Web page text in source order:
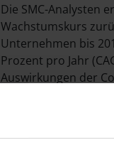
Die SMC-Analysten
Wachstumskurs
Unternehmen bis
Prozent pro Jahr
Auswirkungen der